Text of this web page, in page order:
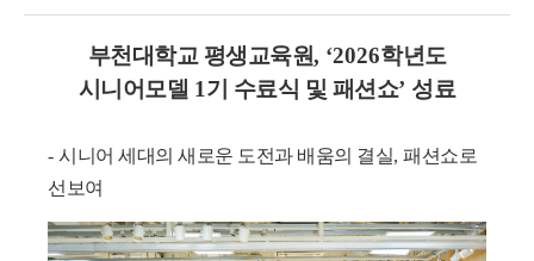
부천대학교 평생교육원, ‘2026학년도
시니어모델 1기 수료식 및 패션쇼’ 성료
- 시니어 세대의 새로운 도전과 배움의 결실, 패션쇼로
선보여